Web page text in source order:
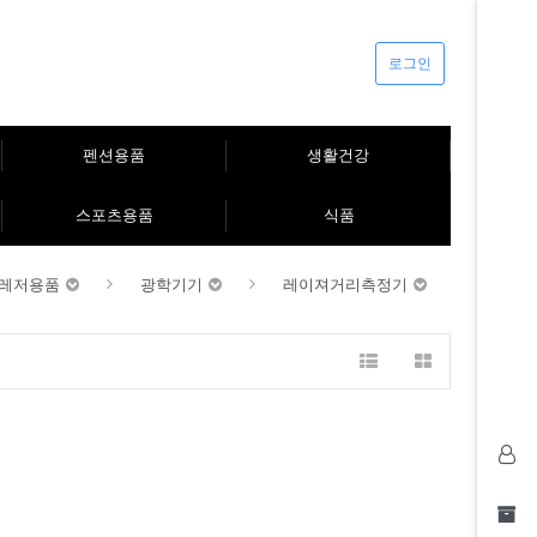
로그인
펜션용품 생활건강
스포츠용품 식품
저용품 광학기기 레이져거리측정기